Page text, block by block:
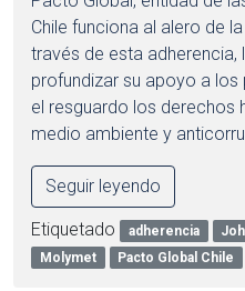
Chile funciona al alero de
través de esta
profundizar su apoyo a los
el resguardo los derechos
medio ambiente y
Seguir leyendo
Etiquetado adherencia
Molymet
Pacto Global Chile